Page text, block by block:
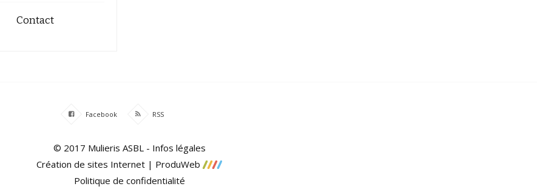
Contact
Facebook RSS
© 2017 Mulieris ASBL - Infos légales
Création de sites Internet | ProduWeb
Politique de confidentialité